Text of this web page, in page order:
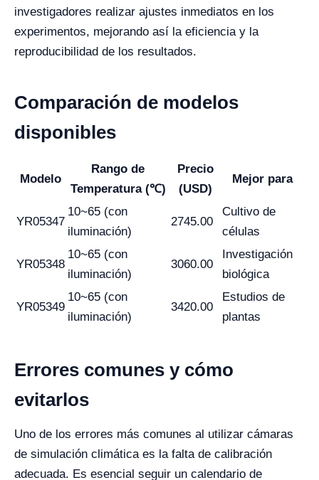
investigadores realizar ajustes inmediatos en los
experimentos, mejorando así la eficiencia y la
reproducibilidad de los resultados.
Comparación de modelos
disponibles
Modelo
Rango de
Temperatura (℃)
Precio
(USD)
Mejor para
YR05347
10~65 (con
iluminación)
2745.00
Cultivo de
células
YR05348
10~65 (con
iluminación)
3060.00
Investigación
biológica
YR05349
10~65 (con
iluminación)
3420.00
Estudios de
plantas
Errores comunes y cómo
evitarlos
Uno de los errores más comunes al utilizar cámaras
de simulación climática es la falta de calibración
adecuada. Es esencial seguir un calendario de